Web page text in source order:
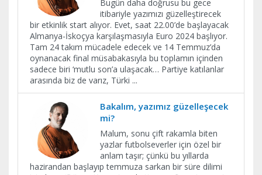
Bugün daha doğrusu bu gece
itibariyle yazımızı güzelleştirecek
bir etkinlik start alıyor. Evet, saat 22.00’de başlayacak
Almanya-İskoçya karşılaşmasıyla Euro 2024 başlıyor.
Tam 24 takım mücadele edecek ve 14 Temmuz’da
oynanacak final müsabakasıyla bu toplamın içinden
sadece biri ‘mutlu son’a ulaşacak… Partiye katılanlar
arasında biz de varız, Türki ...
Bakalım, yazımız güzelleşecek
mi?
Malum, sonu çift rakamla biten
yazlar futbolseverler için özel bir
anlam taşır; çünkü bu yıllarda
hazirandan başlayıp temmuza sarkan bir süre dilimi